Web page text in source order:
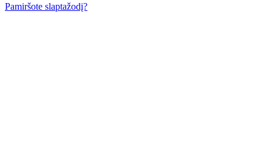
Pamiršote slaptažodį?